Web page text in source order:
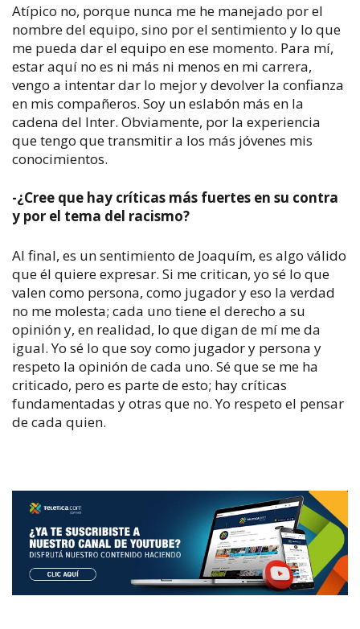
Atípico no, porque nunca me he manejado por el
nombre del equipo, sino por el sentimiento y lo que
me pueda dar el equipo en ese momento. Para mí,
estar aquí no es ni más ni menos en mi carrera,
vengo a intentar dar lo mejor y devolver la confianza
en mis compañeros. Soy un eslabón más en la
cadena del Inter. Obviamente, por la experiencia
que tengo que transmitir a los más jóvenes mis
conocimientos.
-¿Cree que hay críticas más fuertes en su contra
y por el tema del racismo?
Al final, es un sentimiento de Joaquím, es algo válido
que él quiere expresar. Si me critican, yo sé lo que
valen como persona, como jugador y eso la verdad
no me molesta; cada uno tiene el derecho a su
opinión y, en realidad, lo que digan de mí me da
igual. Yo sé lo que soy como jugador y persona y
respeto la opinión de cada uno. Sé que se me ha
criticado, pero es parte de esto; hay críticas
fundamentadas y otras que no. Yo respeto el pensar
de cada quien.